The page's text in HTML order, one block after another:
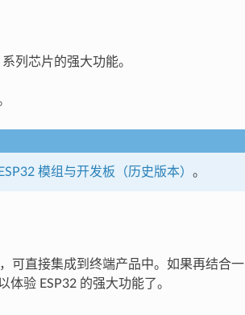
列芯片的强大功能。
ESP32 模组与开发板（历史版本） 。
可直接集成到终端产品中。如果再结合一
验 ESP32 的强大功能了。